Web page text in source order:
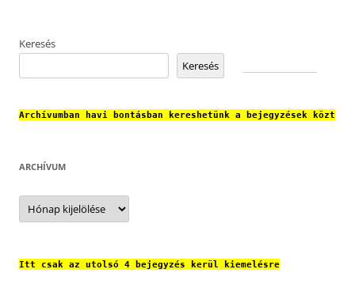
Keresés
Keresés
Archívumban havi bontásban kereshetünk a bejegyzések közt
ARCHÍVUM
Archívum
Itt csak az utolsó 4 bejegyzés kerül kiemelésre